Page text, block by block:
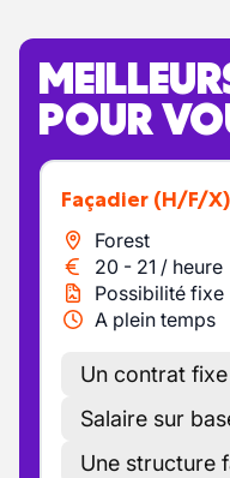
POUR
Façadier (H/F/X)
Forest
20 - 21 / heure
Possibilité fixe
A plein temps
Un contrat fixe
Salaire sur
Une structure